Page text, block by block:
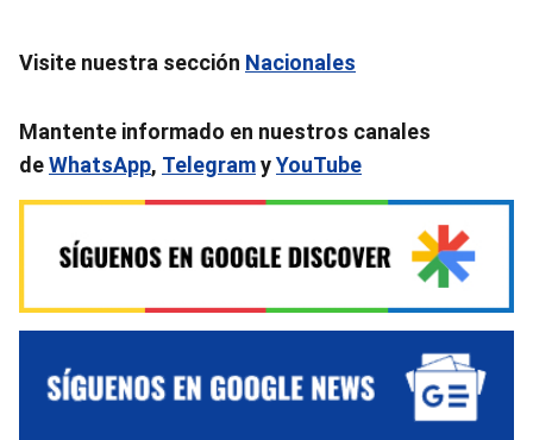
Visite nuestra sección Nacionales
Mantente informado en nuestros canales
deWhatsApp, TelegramyYouTube